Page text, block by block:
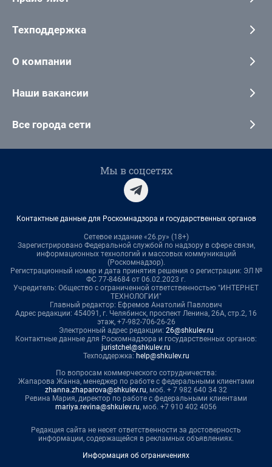
Техподдержка
О компании
Наши вакансии
Все города сети
Мы в соцсетях
Контактные данные для Роскомнадзора и государственных органов
Сетевое издание «26.ру» (18+)
Зарегистрировано Федеральной службой по надзору в сфере связи,
информационных технологий и массовых коммуникаций
(Роскомнадзор).
Регистрационный номер и дата принятия решения о регистрации: ЭЛ №
ФС 77-84684 от 06.02.2023 г.
Учредитель: Общество с ограниченной ответственностью "ИНТЕРНЕТ
ТЕХНОЛОГИИ"
Главный редактор: Ефремов Анатолий Павлович
Адрес редакции: 454091, г. Челябинск, проспект Ленина, 26А, стр.2, 16
этаж, +7-982-706-26-26
Электронный адрес редакции: 26@shkulev.ru
Контактные данные для Роскомнадзора и государственных органов:
juristchel@shkulev.ru
Техподдержка: help@shkulev.ru
По вопросам коммерческого сотрудничества:
Жапарова Жанна, менеджер по работе с федеральными клиентами
zhanna.zhaparova@shkulev.ru, моб. + 7 982 640 34 32
Ревина Мария, директор по работе с федеральными клиентами
mariya.revina@shkulev.ru, моб. +7 910 402 4056
Редакция сайта не несет ответственности за достоверность
информации, содержащейся в рекламных объявлениях.
Информация об ограничениях